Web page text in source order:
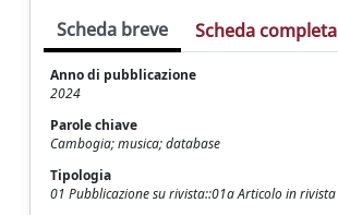
Scheda breve Scheda completa
Anno di pubblicazione
2024
Parole chiave
Cambogia; musica; database
Tipologia
01 Pubblicazione su rivista::01a Articolo in rivista